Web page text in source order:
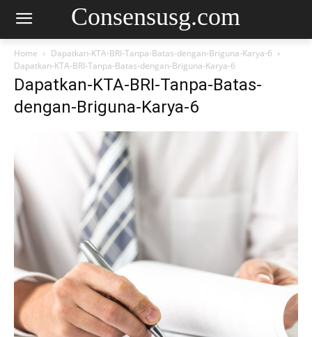
Consensusg.com
Home
Dapatkan-KTA-BRI-Tanpa-Batas-dengan-Briguna-Karya-6
Dapatkan-KTA-BRI-Tanpa-Batas-dengan-Briguna-Karya-6
Dapatkan-KTA-BRI-Tanpa-Batas-
dengan-Briguna-Karya-6